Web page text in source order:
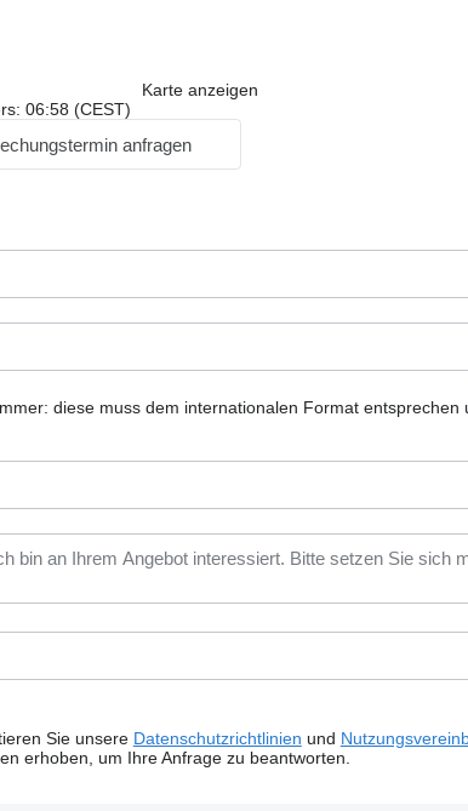
Karte anzeigen
06:58 (CEST)
anfragen
diese muss dem internationalen Format entsprechen
Sie unsere Datenschutzrichtlinien und
erhoben, um Ihre Anfrage zu beantworten.